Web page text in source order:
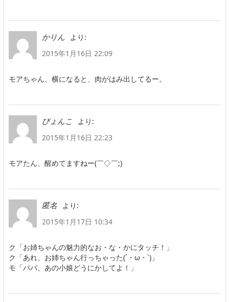
かりん
より:
2015年1月16日 22:09
モアちゃん、横になると、肉がはみ出してるー。
びょんこ
より:
2015年1月16日 22:23
モアたん、醒めてますねー(￣◇￣;)
匿名
より:
2015年1月17日 10:34
ク「お姉ちゃんの魅力的なお・な・かにタッチ！」
ク「あれ、お姉ちゃん行っちゃった(´・ω・`)」
モ「パパ、あの小娘どうにかしてよ！」